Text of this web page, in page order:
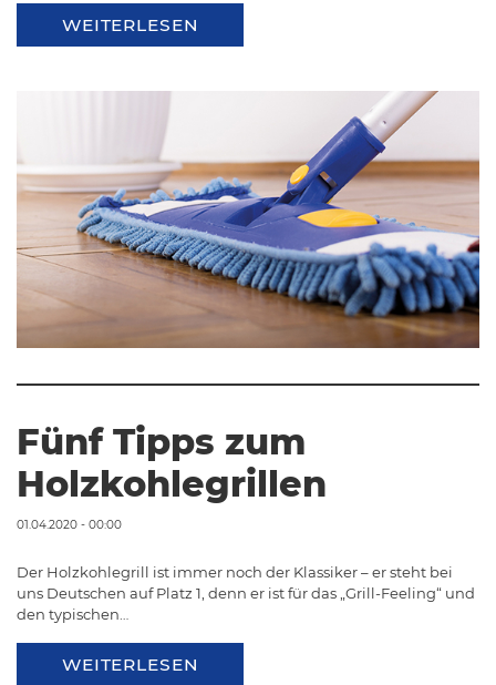
WEITERLESEN
Fünf Tipps zum
Holzkohlegrillen
01.04.2020 - 00:00
Der Holzkohlegrill ist immer noch der Klassiker – er steht bei
uns Deutschen auf Platz 1, denn er ist für das „Grill-Feeling“ und
den typischen…
WEITERLESEN